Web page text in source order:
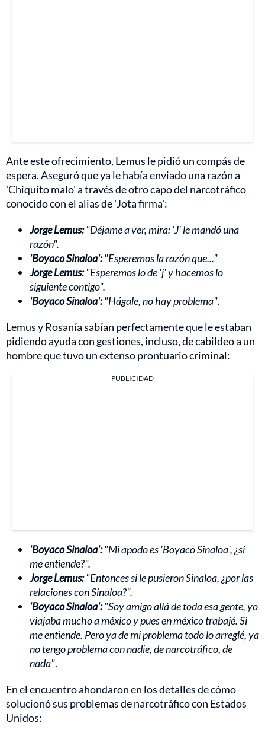
Ante este ofrecimiento, Lemus le pidió un compás de
espera. Aseguró que ya le había enviado una razón a
'Chiquito malo' a través de otro capo del narcotráfico
conocido con el alias de 'Jota firma':
Jorge Lemus:"Déjame a ver, mira: 'J' le mandó una
razón".
'Boyaco Sinaloa':"Esperemos la razón que..."
Jorge Lemus:"Esperemos lo de 'j' y hacemos lo
siguiente contigo".
'Boyaco Sinaloa':"Hágale, no hay problema".
Lemus y Rosanía sabían perfectamente que le estaban
pidiendo ayuda con gestiones, incluso, de cabildeo a un
hombre que tuvo un extenso prontuario criminal:
PUBLICIDAD
'Boyaco Sinaloa':"Mi apodo es 'Boyaco Sinaloa', ¿sí
me entiende?".
Jorge Lemus:"Entonces si le pusieron Sinaloa, ¿por las
relaciones con Sinaloa?".
'Boyaco Sinaloa':"Soy amigo allá de toda esa gente, yo
viajaba mucho a méxico y pues en méxico trabajé. Si
me entiende. Pero ya de mi problema todo lo arreglé, ya
no tengo problema con nadie, de narcotráfico, de
nada".
En el encuentro ahondaron en los detalles de cómo
solucionó sus problemas de narcotráfico con Estados
Unidos: